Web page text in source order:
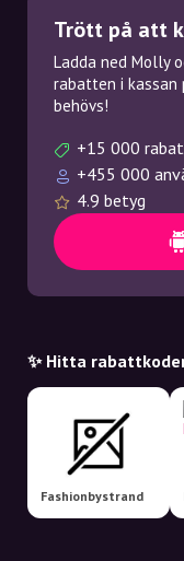
Trött på att
Ladda ned Molly
rabatten i kassan
behövs!
+15 000
+455 000
4.9 betyg
✨ Hitta
Fashionbystrand